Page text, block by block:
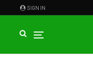
SIGN IN